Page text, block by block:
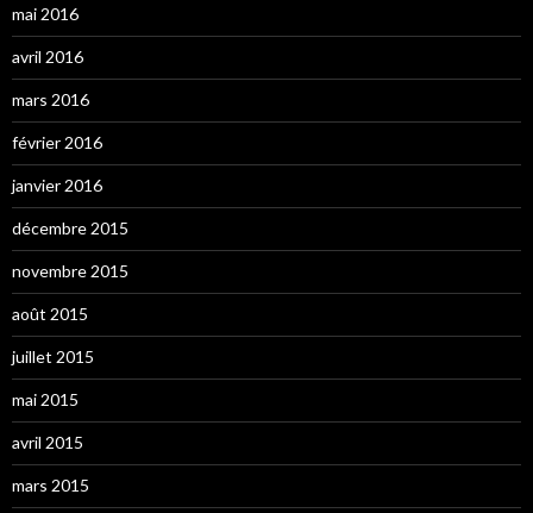
mai 2016
avril 2016
mars 2016
février 2016
janvier 2016
décembre 2015
novembre 2015
août 2015
juillet 2015
mai 2015
avril 2015
mars 2015